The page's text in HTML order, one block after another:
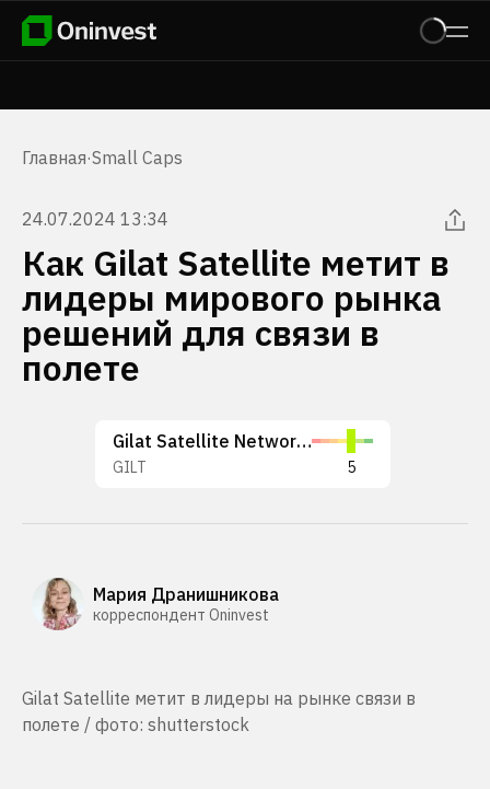
Главная·Small Caps
24.07.2024 13:34
Как Gilat Satellite метит в
лидеры мирового рынка
решений для связи в
полете
Gilat Satellite Networks Ltd.
GILT 5
Мария Дранишникова
корреспондент Oninvest
Gilat Satellite метит в лидеры на рынке связи в
полете / фото: shutterstock